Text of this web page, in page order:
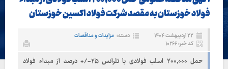
فولاد خوزستان به مقصد شرکت فولاد اکسین خوزستان
۲۲ اردیبهشت ۱۴۰۴ دسته: مزایدات و مناقصات
کد خبر: ۱۰۲۶۶
حمل ۲۰۰,۰۰۰ اسلب فولادی با تلرانس ۲۵-/+ درصد از مبداء فولاد